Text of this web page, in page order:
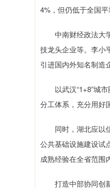
4%，但仍低于全国平
中南财经政法大学
技龙头企业等。李小
引进国内外知名制造
以武汉“1+8”城市
分工体系，充分用好
同时，湖北应以信
公共基础设施建设试
成熟经验在全省范围
打造中部协同创